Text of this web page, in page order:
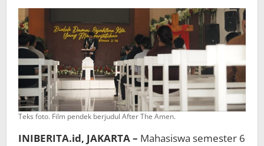
Teks foto. Film pendek berjudul After The Amen.
INIBERITA.id, JAKARTA – Mahasiswa semester 6